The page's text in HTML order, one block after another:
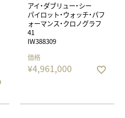
アイ・ダブリュー・シー
パイロット・ウォッチ・パフ
ォーマンス・クロノグラフ
41
IW388309
価格
¥4,961,000